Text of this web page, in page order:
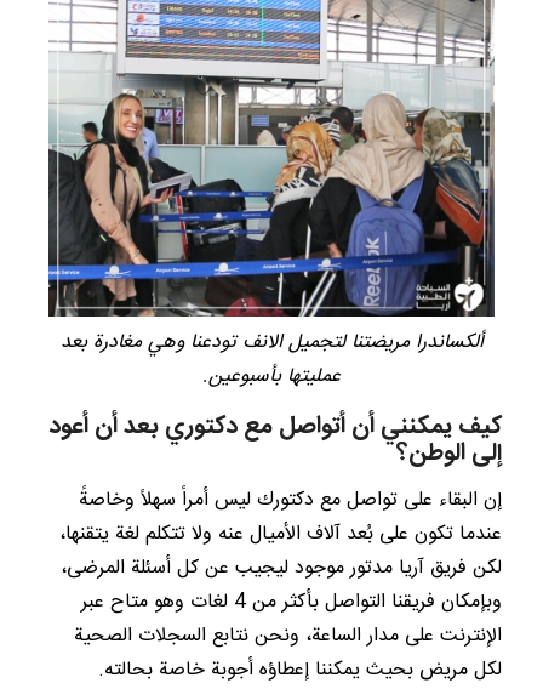
ألكساندرا مريضتنا لتجميل الانف تودعنا وهي مغادرة بعد
عمليتها بأسبوعين.
كيف يمكنني أن أتواصل مع دكتوري بعد أن أعود
إلى الوطن؟
إن البقاء على تواصل مع دكتورك ليس أمراً سهلاً وخاصةً
عندما تكون على بُعد آلاف الأميال عنه ولا تتكلم لغة يتقنها،
لكن فريق آريا مدتور موجود ليجيب عن كل أسئلة المرضى،
وبإمكان فريقنا التواصل بأكثر من 4 لغات وهو متاح عبر
الإنترنت على مدار الساعة، ونحن نتابع السجلات الصحية
لكل مريض بحيث يمكننا إعطاؤه أجوبة خاصة بحالته.